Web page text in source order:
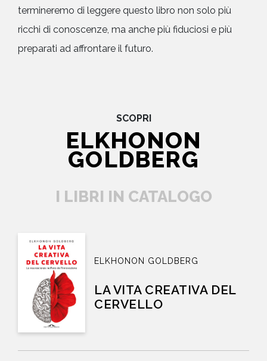
termineremo di leggere questo libro non solo più
ricchi di conoscenze, ma anche più fiduciosi e più
preparati ad affrontare il futuro.
SCOPRI
ELKHONON
GOLDBERG
I LIBRI IN CATALOGO
ELKHONON GOLDBERG
LA VITA CREATIVA DEL
CERVELLO